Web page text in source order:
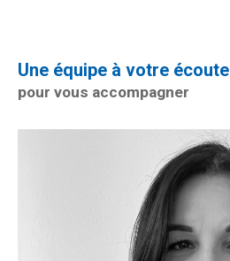
Une équipe à votre écoute
pour vous accompagner